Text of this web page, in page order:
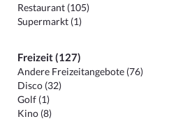
Restaurant (105)
Supermarkt (1)
Freizeit (127)
Andere Freizeitangebote (76)
Disco (32)
Golf (1)
Kino (8)